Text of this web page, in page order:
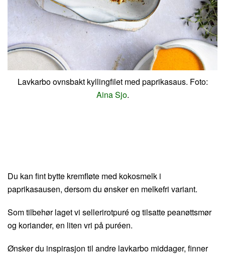
Lavkarbo ovnsbakt kyllingfilet med paprikasaus. Foto:
Aina Sjo.
Du kan fint bytte kremfløte med kokosmelk i
paprikasausen, dersom du ønsker en melkefri variant.
Som tilbehør laget vi sellerirotpuré og tilsatte peanøttsmør
og koriander, en liten vri på puréen.
Ønsker du inspirasjon til andre lavkarbo middager, finner